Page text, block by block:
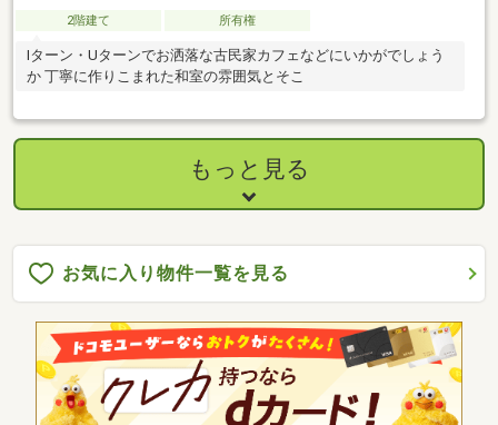
2階建て 所有権
Iターン・Uターンでお洒落な古民家カフェなどにいかがでしょう
か 丁寧に作りこまれた和室の雰囲気とそこ
もっと見る
お気に入り物件一覧を見る